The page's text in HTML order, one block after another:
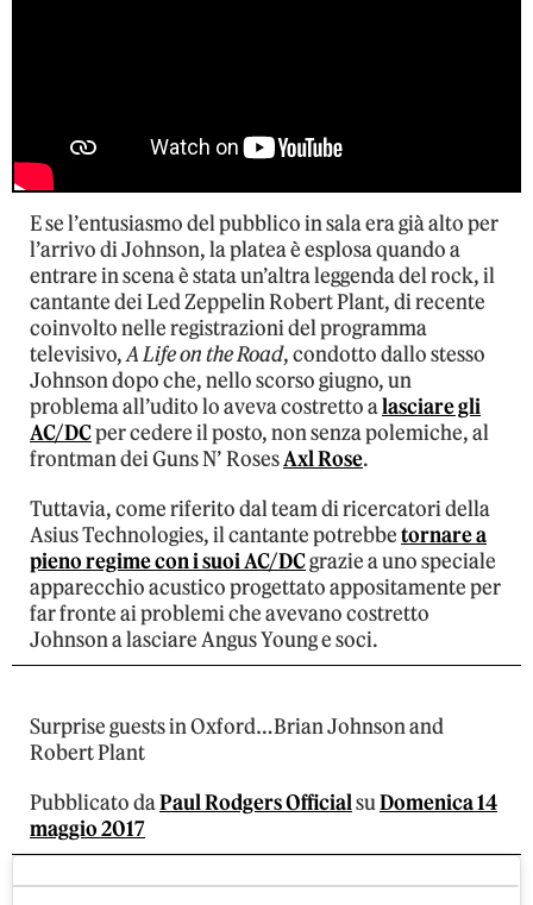
E se l’entusiasmo del pubblico in sala era già alto per
l’arrivo di Johnson, la platea è esplosa quando a
entrare in scena è stata un’altra leggenda del rock, il
cantante dei Led Zeppelin Robert Plant, di recente
coinvolto nelle registrazioni del programma
televisivo,A Life on the Road, condotto dallo stesso
Johnson dopo che, nello scorso giugno, un
problema all’udito lo aveva costretto alasciare gli
AC/DCper cedere il posto, non senza polemiche, al
frontman dei Guns N’ RosesAxl Rose.
Tuttavia, come riferito dal team di ricercatori della
Asius Technologies, il cantante potrebbetornare a
pieno regime con i suoi AC/DCgrazie a uno speciale
apparecchio acustico progettato appositamente per
far fronte ai problemi che avevano costretto
Johnson a lasciare Angus Young e soci.
Surprise guests in Oxford…Brian Johnson and
Robert Plant
Pubblicato daPaul Rodgers OfficialsuDomenica 14
maggio 2017